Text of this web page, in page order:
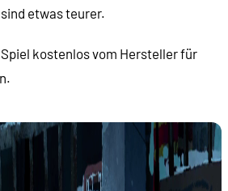
etwas teurer.
kostenlos vom Hersteller für